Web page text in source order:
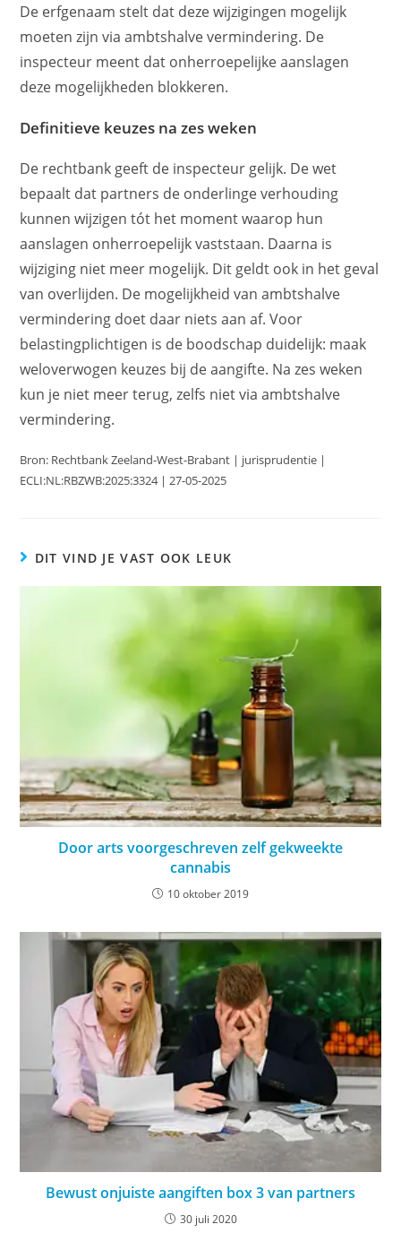
De erfgenaam stelt dat deze wijzigingen mogelijk
moeten zijn via ambtshalve vermindering. De
inspecteur meent dat onherroepelijke aanslagen
deze mogelijkheden blokkeren.
Definitieve keuzes na zes weken
De rechtbank geeft de inspecteur gelijk. De wet
bepaalt dat partners de onderlinge verhouding
kunnen wijzigen tót het moment waarop hun
aanslagen onherroepelijk vaststaan. Daarna is
wijziging niet meer mogelijk. Dit geldt ook in het geval
van overlijden. De mogelijkheid van ambtshalve
vermindering doet daar niets aan af. Voor
belastingplichtigen is de boodschap duidelijk: maak
weloverwogen keuzes bij de aangifte. Na zes weken
kun je niet meer terug, zelfs niet via ambtshalve
vermindering.
Bron: Rechtbank Zeeland-West-Brabant | jurisprudentie |
ECLI:NL:RBZWB:2025:3324 | 27-05-2025
DIT VIND JE VAST OOK LEUK
Door arts voorgeschreven zelf gekweekte
cannabis
10 oktober 2019
Bewust onjuiste aangiften box 3 van partners
30 juli 2020